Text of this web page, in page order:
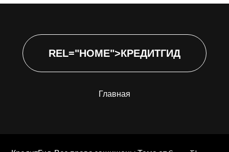
REL="HOME">КРЕДИТГИД
Главная